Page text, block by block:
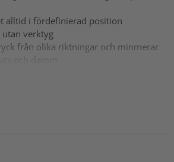
alltid i fördefinierad position
utan verktyg
från olika riktningar och minmerar